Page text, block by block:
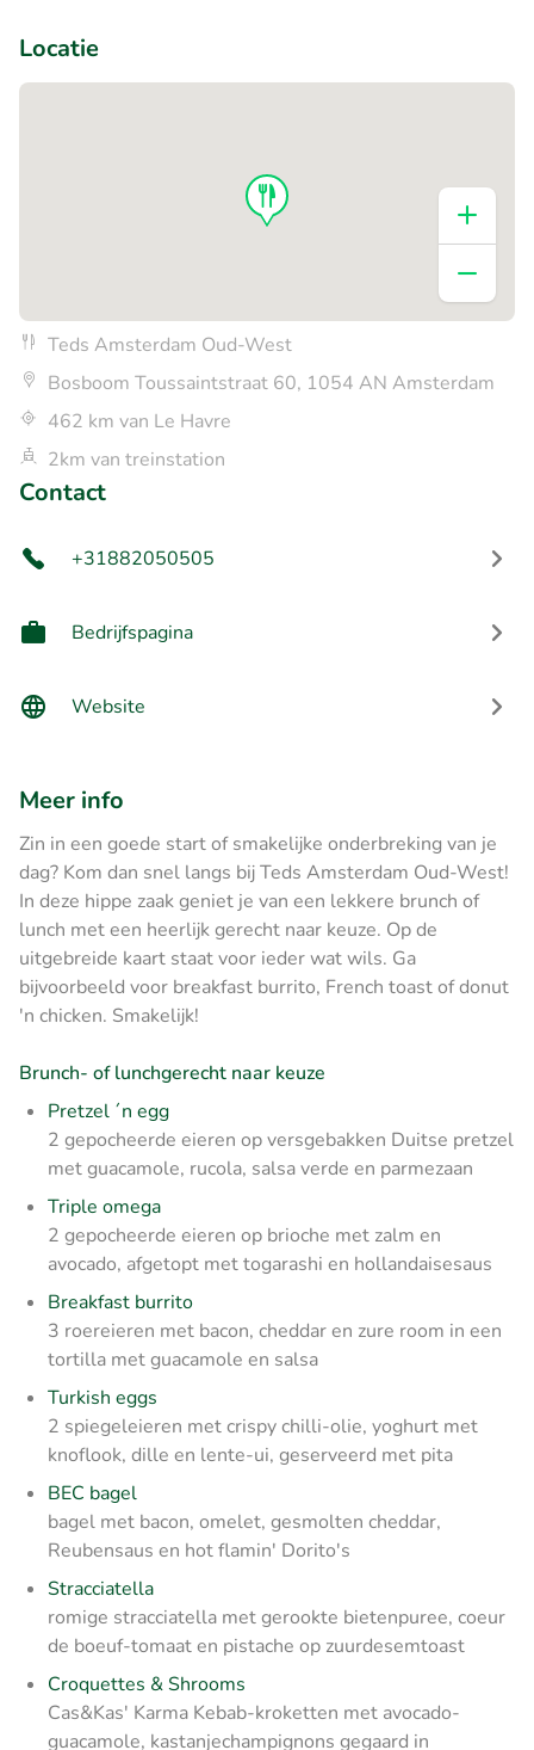
Locatie
Teds Amsterdam Oud-West
Bosboom Toussaintstraat 60, 1054 AN Amsterdam
462 km van Le Havre
2km van treinstation
Contact
+31882050505
Bedrijfspagina
Website
Meer info
Zin in een goede start of smakelijke onderbreking van je
dag? Kom dan snel langs bij Teds Amsterdam Oud-West!
In deze hippe zaak geniet je van een lekkere brunch of
lunch met een heerlijk gerecht naar keuze. Op de
uitgebreide kaart staat voor ieder wat wils. Ga
bijvoorbeeld voor breakfast burrito, French toast of donut
'n chicken. Smakelijk!
Brunch- of lunchgerecht naar keuze
Pretzel ´n egg
2 gepocheerde eieren op versgebakken Duitse pretzel
met guacamole, rucola, salsa verde en parmezaan
Triple omega
2 gepocheerde eieren op brioche met zalm en
avocado, afgetopt met togarashi en hollandaisesaus
Breakfast burrito
3 roereieren met bacon, cheddar en zure room in een
tortilla met guacamole en salsa
Turkish eggs
2 spiegeleieren met crispy chilli-olie, yoghurt met
knoflook, dille en lente-ui, geserveerd met pita
BEC bagel
bagel met bacon, omelet, gesmolten cheddar,
Reubensaus en hot flamin' Dorito's
Stracciatella
romige stracciatella met gerookte bietenpuree, coeur
de boeuf-tomaat en pistache op zuurdesemtoast
Croquettes & Shrooms
Cas&Kas' Karma Kebab-kroketten met avocado-
guacamole, kastanjechampignons gegaard in